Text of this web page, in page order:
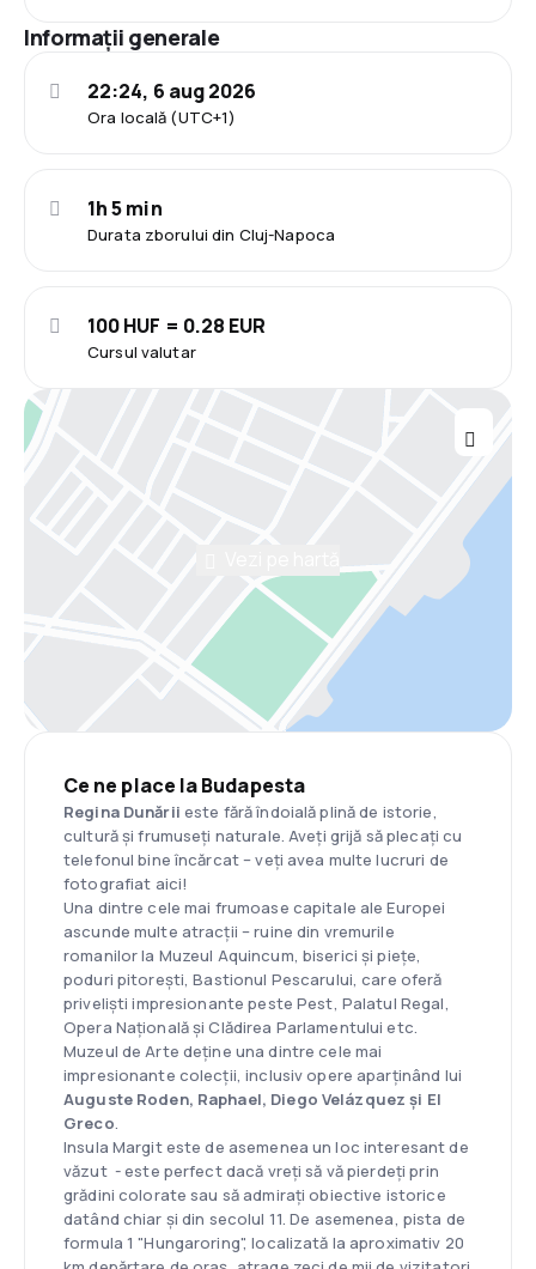
Informații generale
Ora locală (UTC+1)
22:24, 6 aug 2026
Durata zborului din Cluj-Napoca
1h 5 min
Cursul valutar
100 HUF = 0.28 EUR
Ce ne place la Budapesta
Regina Dunării este fără îndoială plină de istorie,
cultură și frumuseți naturale. Aveți grijă să plecați cu
telefonul bine încărcat – veți avea multe lucruri de
fotografiat aici!
Una dintre cele mai frumoase capitale ale Europei
ascunde multe atracții – ruine din vremurile
romanilor la Muzeul Aquincum, biserici și piețe,
poduri pitorești, Bastionul Pescarului, care oferă
priveliști impresionante peste Pest, Palatul Regal,
Opera Națională și Clădirea Parlamentului etc.
Muzeul de Arte deține una dintre cele mai
impresionante colecții, inclusiv opere aparținând lui
Auguste Roden, Raphael, Diego Velázquez și El
Greco.
Insula Margit este de asemenea un loc interesant de
văzut - este perfect dacă vreți să vă pierdeți prin
grădini colorate sau să admirați obiective istorice
datând chiar și din secolul 11. De asemenea, pista de
formula 1 "Hungaroring", localizată la aproximativ 20